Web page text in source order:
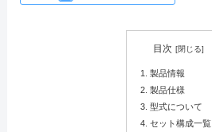
目次
製品情報
製品仕様
型式について
セット構成一覧